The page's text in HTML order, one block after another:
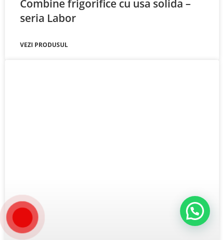
Combine frigorifice cu usa solida –
seria Labor
VEZI PRODUSUL